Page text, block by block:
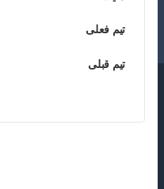
تیم فعلی
تیم قبلی